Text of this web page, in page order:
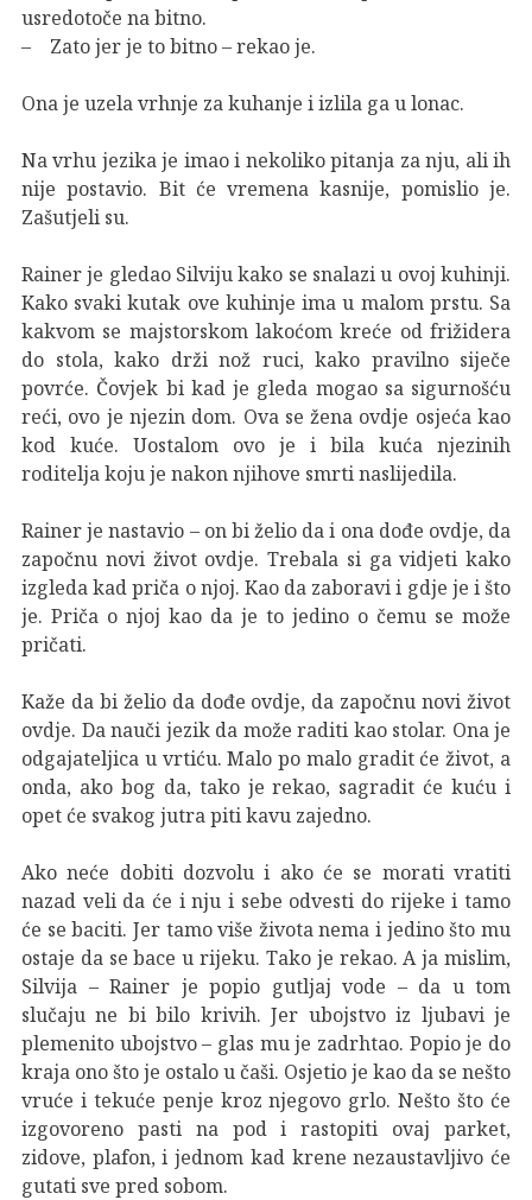
usredotoče na bitno.
– Zato jer je to bitno – rekao je.
Ona je uzela vrhnje za kuhanje i izlila ga u lonac.
Na vrhu jezika je imao i nekoliko pitanja za nju, ali ih
nije postavio. Bit će vremena kasnije, pomislio je.
Zašutjeli su.
Rainer je gledao Silviju kako se snalazi u ovoj kuhinji.
Kako svaki kutak ove kuhinje ima u malom prstu. Sa
kakvom se majstorskom lakoćom kreće od frižidera
do stola, kako drži nož ruci, kako pravilno siječe
povrće. Čovjek bi kad je gleda mogao sa sigurnošću
reći, ovo je njezin dom. Ova se žena ovdje osjeća kao
kod kuće. Uostalom ovo je i bila kuća njezinih
roditelja koju je nakon njihove smrti naslijedila.
Rainer je nastavio – on bi želio da i ona dođe ovdje, da
započnu novi život ovdje. Trebala si ga vidjeti kako
izgleda kad priča o njoj. Kao da zaboravi i gdje je i što
je. Priča o njoj kao da je to jedino o čemu se može
pričati.
Kaže da bi želio da dođe ovdje, da započnu novi život
ovdje. Da nauči jezik da može raditi kao stolar. Ona je
odgajateljica u vrtiću. Malo po malo gradit će život, a
onda, ako bog da, tako je rekao, sagradit će kuću i
opet će svakog jutra piti kavu zajedno.
Ako neće dobiti dozvolu i ako će se morati vratiti
nazad veli da će i nju i sebe odvesti do rijeke i tamo
će se baciti. Jer tamo više života nema i jedino što mu
ostaje da se bace u rijeku. Tako je rekao. A ja mislim,
Silvija – Rainer je popio gutljaj vode – da u tom
slučaju ne bi bilo krivih. Jer ubojstvo iz ljubavi je
plemenito ubojstvo – glas mu je zadrhtao. Popio je do
kraja ono što je ostalo u čaši. Osjetio je kao da se nešto
vruće i tekuće penje kroz njegovo grlo. Nešto što će
izgovoreno pasti na pod i rastopiti ovaj parket,
zidove, plafon, i jednom kad krene nezaustavljivo će
gutati sve pred sobom.